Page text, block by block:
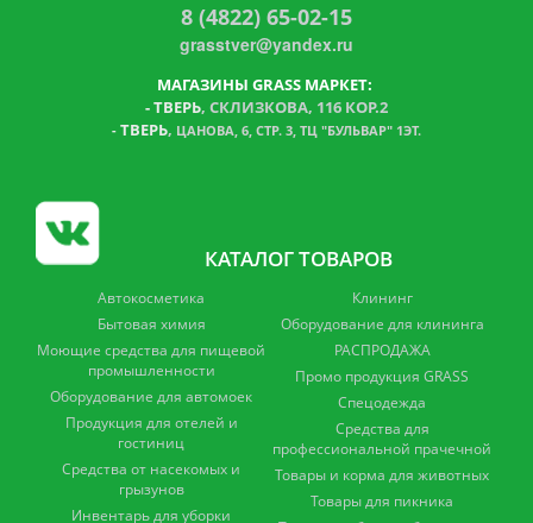
8 (4822) 65-02-15
grasstver@yandex.ru
МАГАЗИНЫ GRASS МАРКЕТ:
-ТВЕРЬ, СКЛИЗКОВА, 116 КОР.2
- ТВЕРЬ, ЦАНОВА, 6, СТР. 3, ТЦ "БУЛЬВАР" 1ЭТ.
КАТАЛОГ ТОВАРОВ
Автокосметика
Бытовая химия
Моющие средства для пищевой
промышленности
Оборудование для автомоек
Продукция для отелей и
гостиниц
Средства от насекомых и
грызунов
Инвентарь для уборки
Клининг
Оборудование для клининга
РАСПРОДАЖА
Промо продукция GRASS
Спецодежда
Средства для
профессиональной прачечной
Товары и корма для животных
Товары для пикника